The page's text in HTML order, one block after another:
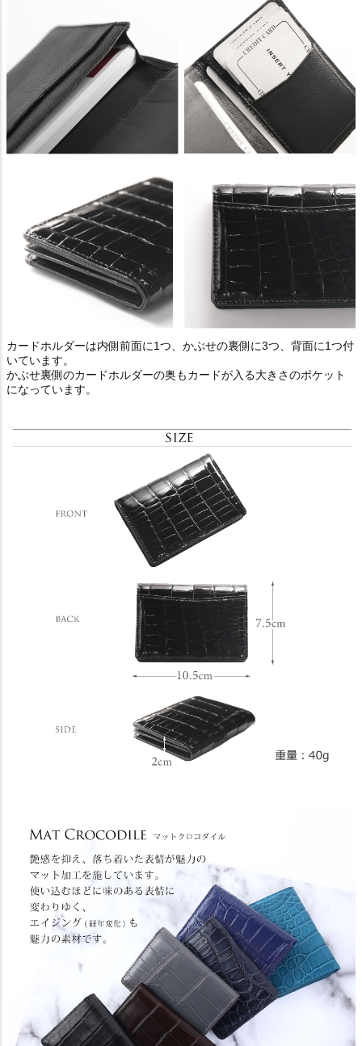
カードホルダーは内側前面に1つ、かぶせの裏側に3つ、背面に1つ付
いています。
かぶせ裏側のカードホルダーの奥もカードが入る大きさのポケット
になっています。